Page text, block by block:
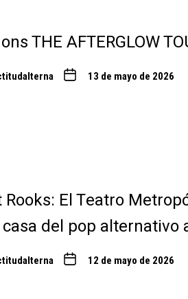
THE AFTERGLOW
13 de mayo de 2026
Rooks: El Teatro
del pop alternativo
12 de mayo de 2026